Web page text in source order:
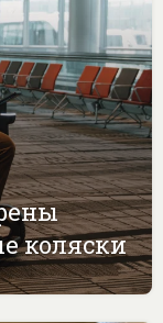
коляски